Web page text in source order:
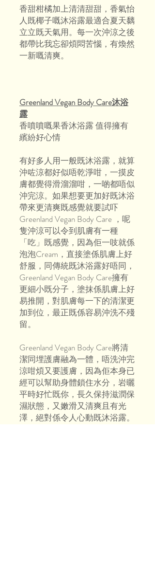
香甜柑橘加上清清甜甜，香氣怡
人既椰子嘅沐浴露最適合夏天黐
立立既天氣用。每一次沖涼之後
都帶比我忘卻煩悶苦惱，有煥然
一新嘅清爽。
Greenland Vegan Body Care沐浴
露
香噴噴嘅果香沐浴露 值得擁有
繽紛好心情
有好多人用一般既沐浴露，就算
沖咗涼都好似唔乾淨咁，一摸皮
膚都覺得滑溜溜咁，一啲都唔似
沖完涼。如果想要更加好既沐浴
帶來更清爽既感覺就要試吓
Greenland Vegan Body Care ，呢
隻沖涼可以令到肌膚有一種
「吃」既感覺，因為佢一吱就係
泡泡Cream，直接塗係肌膚上好
舒服，同傳統既沐浴露好唔同，
Greenland Vegan Body Care擁有
更細小既分子，塗抹係肌膚上好
易推開，對肌膚每一下的清潔更
加到位，最正既係容易沖洗不殘
留。
Greenland Vegan Body Care將清
潔同埋護膚融為一體，唔洗沖完
涼咁煩又要護膚，因為佢本身已
經可以幫助身體鎖住水分，岩曬
平時好忙既你，長久保持滋潤保
濕狀態，又嫩滑又清爽且有光
澤，絕對係令人心動既沐浴露。